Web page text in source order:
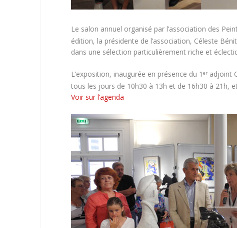
Le salon annuel organisé par l’association des
édition, la présidente de l’association, Céleste
dans une sélection particulièrement riche et
L’exposition, inaugurée en présence du 1er adjoint
tous les jours de 10h30 à 13h et de 16h30 à 21h,
Voir sur l’agenda